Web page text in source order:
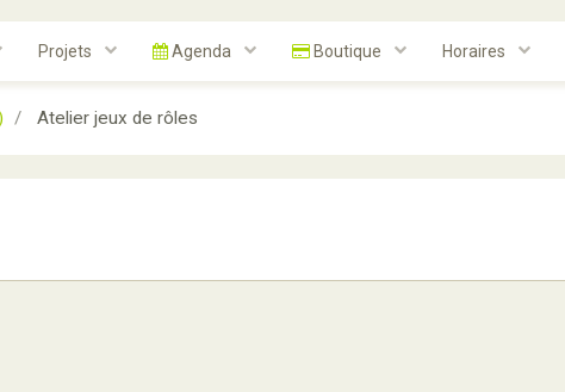
Projets Agenda Boutique Horaires
Atelier jeux de rôles